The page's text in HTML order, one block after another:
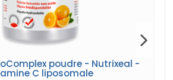
poudre - Nutrixeal -
C liposomale